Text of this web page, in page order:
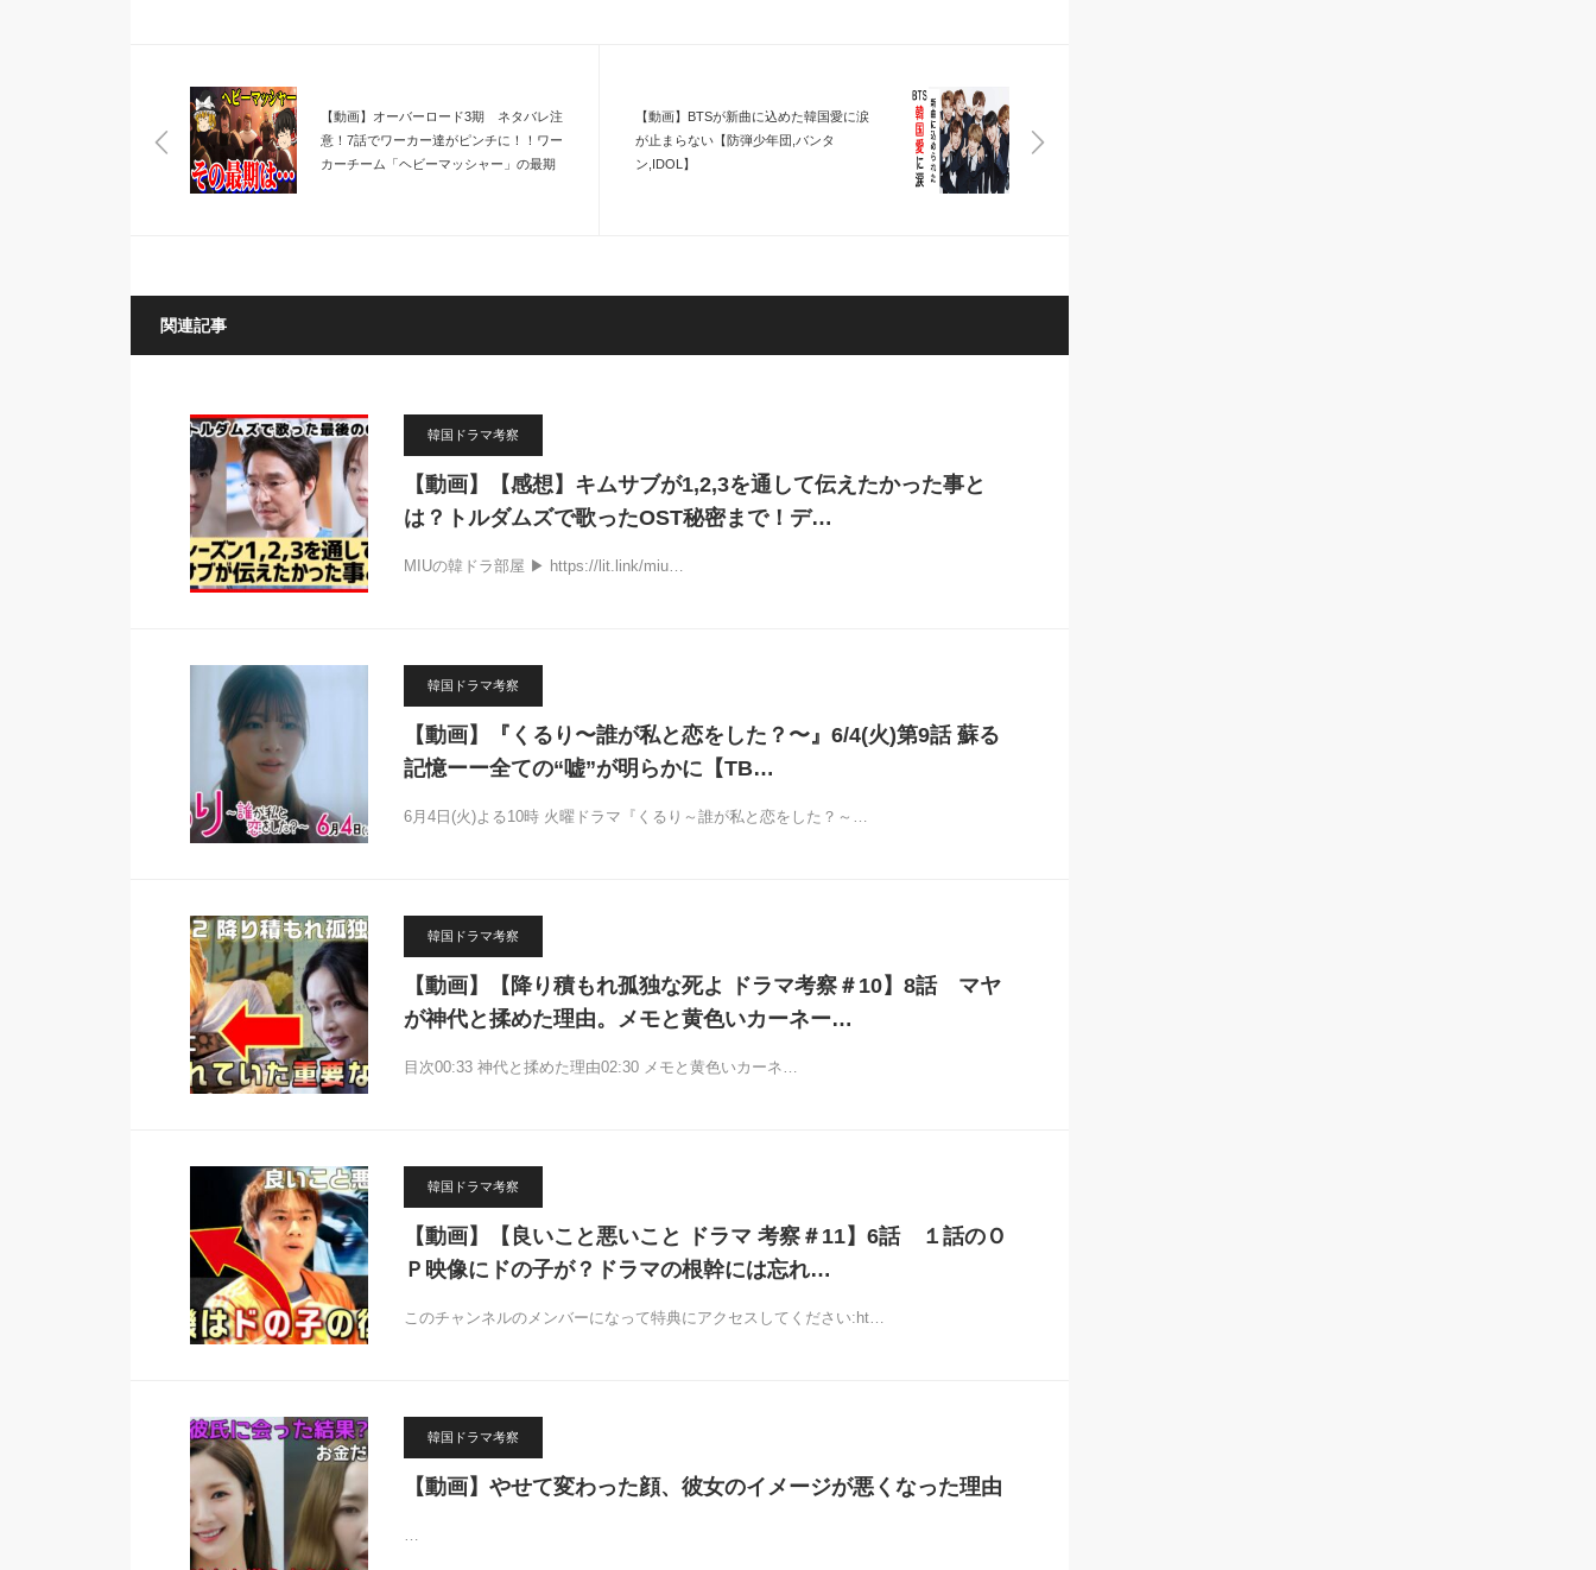
【動画】オーバーロード3期 ネタバレ注
意！7話でワーカー達がピンチに！！ワー
カーチーム「ヘビーマッシャー」の最期
【動画】BTSが新曲に込めた韓国愛に涙
が止まらない【防弾少年団,バンタ
ン,IDOL】
関連記事
韓国ドラマ考察
【動画】【感想】キムサブが1,2,3を通して伝えたかった事と
は？トルダムズで歌ったOST秘密まで！デ…
MIUの韓ドラ部屋 ▶︎ https://lit.link/miu…
韓国ドラマ考察
【動画】『くるり〜誰が私と恋をした？〜』6/4(火)第9話 蘇る
記憶ーー全ての“嘘”が明らかに【TB…
6月4日(火)よる10時 火曜ドラマ『くるり～誰が私と恋をした？～…
韓国ドラマ考察
【動画】【降り積もれ孤独な死よ ドラマ考察＃10】8話 マヤ
が神代と揉めた理由。メモと黄色いカーネー…
目次00:33 神代と揉めた理由02:30 メモと黄色いカーネ…
韓国ドラマ考察
【動画】【良いこと悪いこと ドラマ 考察＃11】6話 １話のＯ
Ｐ映像にドの子が？ドラマの根幹には忘れ…
このチャンネルのメンバーになって特典にアクセスしてください:ht…
韓国ドラマ考察
【動画】やせて変わった顔、彼女のイメージが悪くなった理由
…